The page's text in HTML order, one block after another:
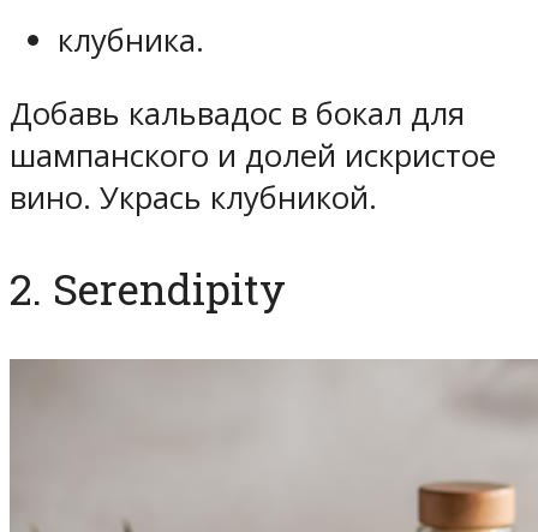
клубника.
Добавь кальвадос в бокал для
шампанского и долей искристое
вино. Укрась клубникой.
2. Serendipity